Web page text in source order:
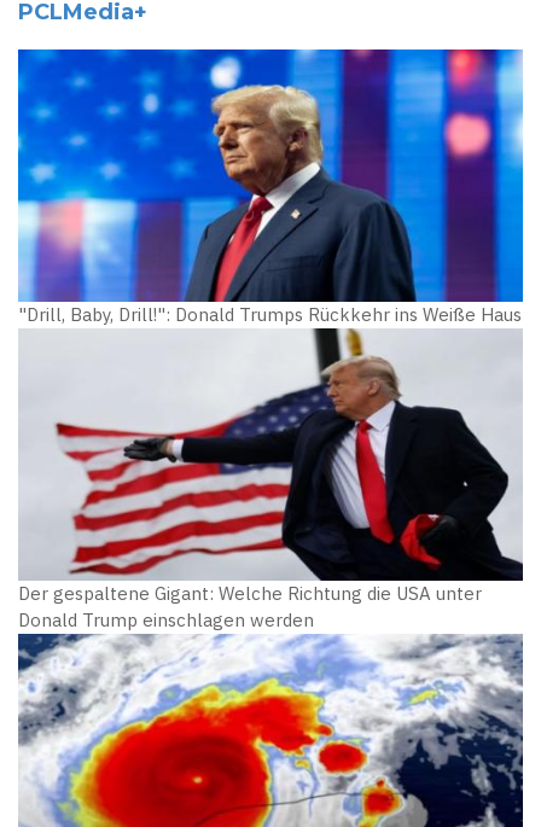
PCLMedia+
"Drill, Baby, Drill!": Donald Trumps Rückkehr ins Weiße Haus
Der gespaltene Gigant: Welche Richtung die USA unter
Donald Trump einschlagen werden